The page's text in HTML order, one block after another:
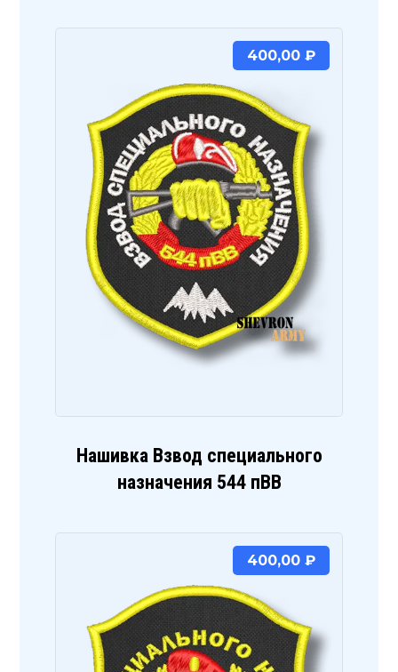
Нашивка Взвод специального
назначения 544 пВВ
400,00 ₽
400,00 ₽